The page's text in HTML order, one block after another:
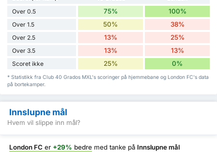
Over 0.5
75% 100%
Over 1.5 50% 38%
Over 2.5 13% 25%
Over 3.5 13% 13%
Scoret ikke 25% 0%
* Statistikk fra Club 40 Grados MXL's scoringer på hjemmebane og London FC's data
på bortekamper.
Innslupne mål
Hvem vil slippe inn mål?
London FC er +29% bedre med tanke på Innslupne mål